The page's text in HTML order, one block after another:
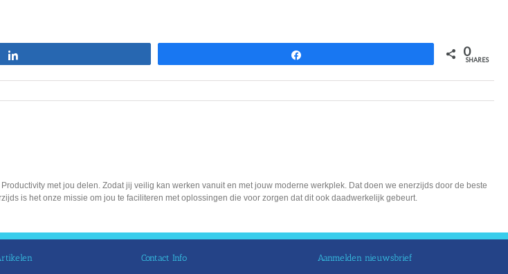
0
SHARES
met jou delen. Zodat jij veilig kan werken vanuit en met jouw moderne werkplek. Dat doen we enerzijds door de beste
is het onze missie om jou te faciliteren met oplossingen die voor zorgen dat dit ook daadwerkelijk gebeurt.
Contact Info Aanmelden nieuwsbrief